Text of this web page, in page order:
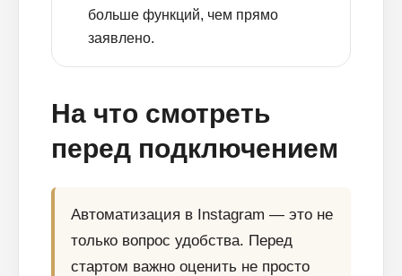
больше функций, чем прямо
заявлено.
На что смотреть
перед подключением
Автоматизация в Instagram — это не
только вопрос удобства. Перед
стартом важно оценить не просто